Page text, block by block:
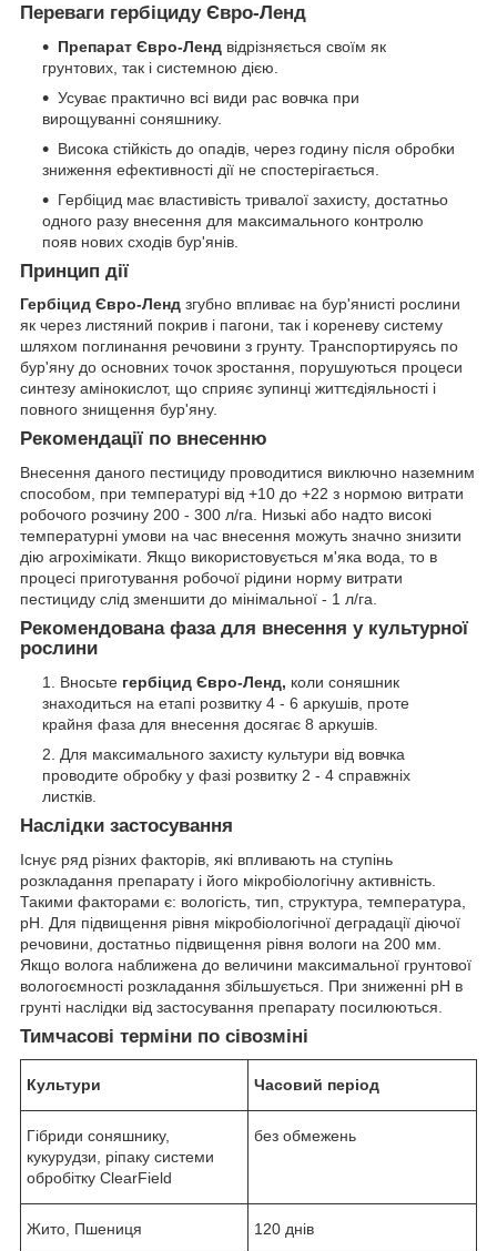
Переваги гербіциду Євро-Ленд
Препарат Євро-Ленд відрізняється своїм як
грунтових, так і системною дією.
Усуває практично всі види рас вовчка при
вирощуванні соняшнику.
Висока стійкість до опадів, через годину після обробки
зниження ефективності дії не спостерігається.
Гербіцид має властивість тривалої захисту, достатньо
одного разу внесення для максимального контролю
появ нових сходів бур'янів.
Принцип дії
Гербіцид Євро-Ленд згубно впливає на бур'янисті рослини
як через листяний покрив і пагони, так і кореневу систему
шляхом поглинання речовини з грунту. Транспортируясь по
бур'яну до основних точок зростання, порушуються процеси
синтезу амінокислот, що сприяє зупинці життєдіяльності і
повного знищення бур'яну.
Рекомендації по внесенню
Внесення даного пестициду проводитися виключно наземним
способом, при температурі від +10 до +22 з нормою витрати
робочого розчину 200 - 300 л/га. Низькі або надто високі
температурні умови на час внесення можуть значно знизити
дію агрохімікати. Якщо використовується м'яка вода, то в
процесі приготування робочої рідини норму витрати
пестициду слід зменшити до мінімальної - 1 л/га.
Рекомендована фаза для внесення у культурної
рослини
Вносьте гербіцид Євро-Ленд, коли соняшник
знаходиться на етапі розвитку 4 - 6 аркушів, проте
крайня фаза для внесення досягає 8 аркушів.
Для максимального захисту культури від вовчка
проводите обробку у фазі розвитку 2 - 4 справжніх
листків.
Наслідки застосування
Існує ряд різних факторів, які впливають на ступінь
розкладання препарату і його мікробіологічну активність.
Такими факторами є: вологість, тип, структура, температура,
pH. Для підвищення рівня мікробіологічної деградації діючої
речовини, достатньо підвищення рівня вологи на 200 мм.
Якщо волога наближена до величини максимальної грунтової
вологоємності розкладання збільшується. При зниженні pH в
грунті наслідки від застосування препарату посилюються.
Тимчасові терміни по сівозміні
Культури Часовий період
Гібриди соняшнику,
кукурудзи, ріпаку системи
обробітку ClearField
без обмежень
Жито, Пшениця 120 днів